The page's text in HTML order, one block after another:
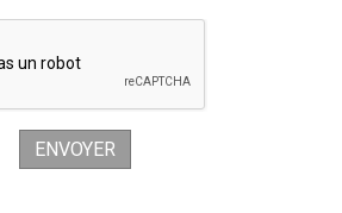
ENVOYER